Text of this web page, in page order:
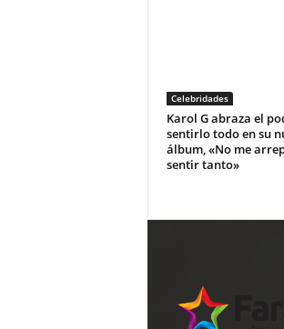
Celebridades
Karol G abraza el
sentirlo todo en su
álbum, «No me
sentir tanto»